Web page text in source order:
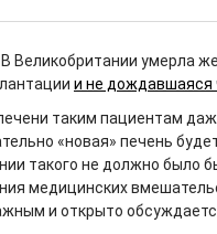
Великобритании умерла
и не дождавшаяся
таким пациентам
«новая» печень
такого не должно было
медицинских
и открыто